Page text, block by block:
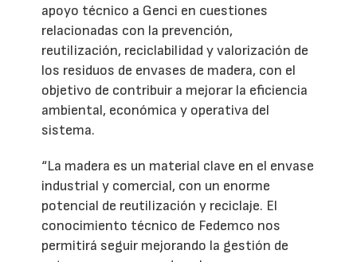
apoyo técnico a Genci en cuestiones
relacionadas con la prevención,
reutilización, reciclabilidad y valorización de
los residuos de envases de madera, con el
objetivo de contribuir a mejorar la eficiencia
ambiental, económica y operativa del
sistema.
“La madera es un material clave en el envase
industrial y comercial, con un enorme
potencial de reutilización y reciclaje. El
conocimiento técnico de Fedemco nos
permitirá seguir mejorando la gestión de